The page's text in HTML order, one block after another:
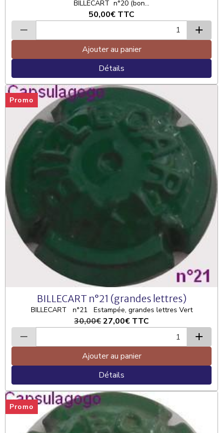
BILLECART n°20 (bon...
50,00€ TTC
Ajouter au panier
Détails
Promo
BILLECART n°21 (grandes lettres)
BILLECART n°21 Estampée, grandes lettres Vert
30,00€27,00€ TTC
Ajouter au panier
Détails
Promo